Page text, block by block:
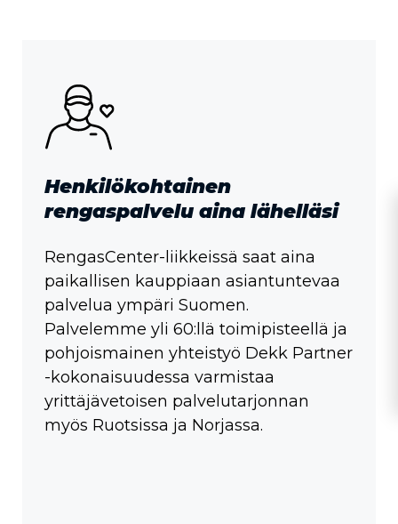
Henkilökohtainen
rengaspalvelu aina lähelläsi
RengasCenter-liikkeissä saat aina
paikallisen kauppiaan asiantuntevaa
palvelua ympäri Suomen.
Palvelemme yli 60:llä toimipisteellä ja
pohjoismainen yhteistyö Dekk Partner
-kokonaisuudessa varmistaa
yrittäjävetoisen palvelutarjonnan
myös Ruotsissa ja Norjassa.